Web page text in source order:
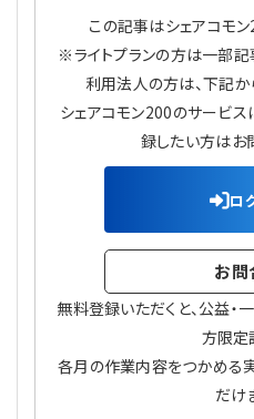
この記事はシェアコモ
※ライトプランの方は一部記
利用法人の方は、下記か
シェアコモン200のサービス
録したい方はお
ロ
お問
無料登録いただくと、公益
方限定
各月の作業内容をつかめる
だけ